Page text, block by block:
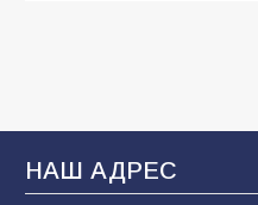
мастер-класс
ВДВ
109 03.08.2026
НАШ АДРЕС